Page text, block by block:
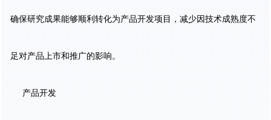
确保研究成果能够顺利转化为产品开发项目，减少因技术成熟度不
足对产品上市和推广的影响。
产品开发